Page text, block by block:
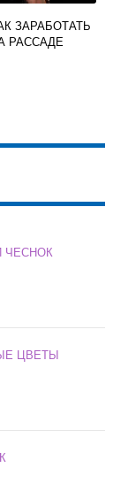
ЗАРАБОТАТЬ
РАССАДЕ
ЧЕСНОК
ЦВЕТЫ